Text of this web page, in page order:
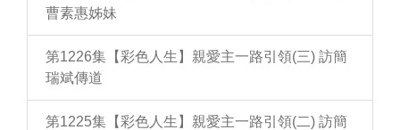
曹素惠姊妹
第1226集【彩色人生】親愛主一路引領(三) 訪簡
瑞斌傳道
第1225集【彩色人生】親愛主一路引領(二) 訪簡